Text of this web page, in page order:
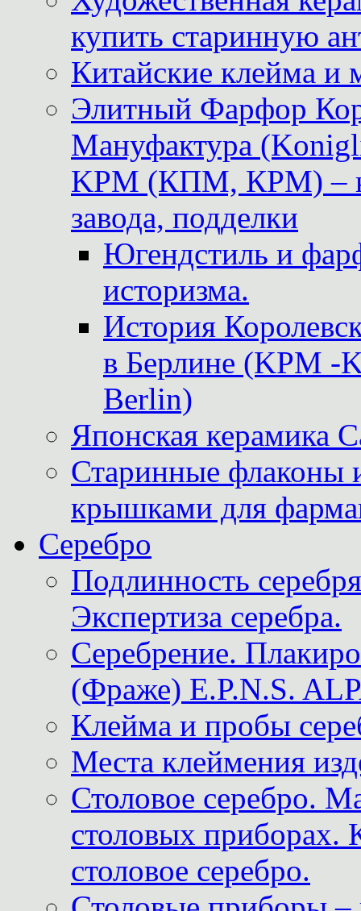
купить старинную
Китайские клейма и
Элитный Фарфор
Мануфактура
KPM (КПМ, КРМ) –
завода, подделки
Югендстиль и
историзма.
История
в Берлине (KPM -
Berlin)
Японская керамика
Старинные флаконы
крышками для
Серебро
Подлинность
Экспертиза серебра.
Серебрение.
(Фраже) E.P.N.S.
Клейма и пробы
Места клеймения
Столовое серебро.
столовых приборах.
столовое серебро.